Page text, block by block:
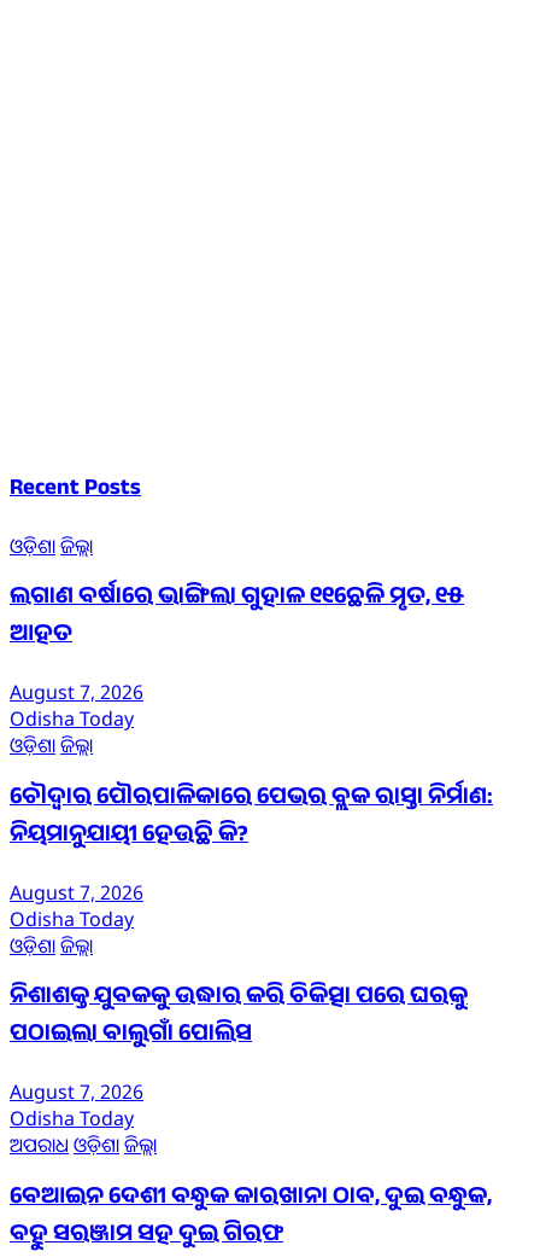
Recent Posts
ଓଡ଼ିଶାଜିଲ୍ଲା
ଲଗାଣ ବର୍ଷାରେ ଭାଙ୍ଗିଲା ଗୁହାଳ ୧୧ଛେଳି ମୃତ, ୧୫
ଆହତ
August 7, 2026
Odisha Today
ଓଡ଼ିଶାଜିଲ୍ଲା
ଚୌଦ୍ୱାର ପୌରପାଳିକାରେ ପେଭର ବ୍ଲକ ରାସ୍ତା ନିର୍ମାଣ:
ନିୟମାନୁଯାୟୀ ହେଉଛି କି?
August 7, 2026
Odisha Today
ଓଡ଼ିଶାଜିଲ୍ଲା
ନିଶାଶକ୍ତ ଯୁବକକୁ ଉଦ୍ଧାର କରି ଚିକିତ୍ସା ପରେ ଘରକୁ
ପଠାଇଲା ବାଲୁଗାଁ ପୋଲିସ
August 7, 2026
Odisha Today
ଅପରାଧ ଓଡ଼ିଶାଜିଲ୍ଲା
ବେଆଇନ ଦେଶୀ ବନ୍ଧୁକ କାରଖାନା ଠାବ, ଦୁଇ ବନ୍ଧୁକ,
ବହୁ ସରଞ୍ଜାମ ସହ ଦୁଇ ଗିରଫ